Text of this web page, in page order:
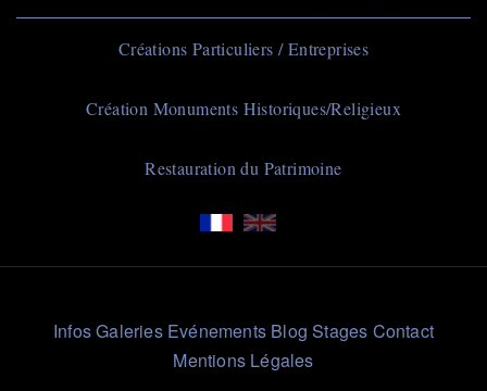
NavigationCréations Particuliers / Entreprises
Création Monuments Historiques/Religieux
Restauration du Patrimoine
Liens
InfosGaleries Evénements Blog Stages Contact
Mentions Légales